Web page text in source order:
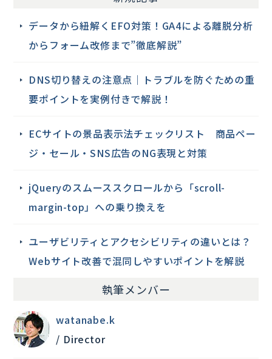
データから紐解くEFO対策！GA4による離脱分析
からフォーム改修まで”徹底解説”
DNS切り替えの注意点｜トラブルを防ぐための重
要ポイントを実例付きで解説！
ECサイトの景品表示法チェックリスト 商品ペー
ジ・セール・SNS広告のNG表現と対策
jQueryのスムーススクロールから「scroll-
margin-top」への乗り換えを
ユーザビリティとアクセシビリティの違いとは？
Webサイト改善で混同しやすいポイントを解説
執筆メンバー
watanabe.k
/ Director